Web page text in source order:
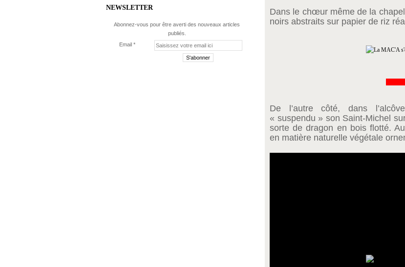
NEWSLETTER
Abonnez-vous pour être averti des nouveaux articles
publiés.
Email
Dans le chœur même de la
noirs abstraits sur papier de riz
De l’autre côté, dans
« suspendu » son Saint-Michel
sorte de dragon en bois flotté.
en matière naturelle végétale